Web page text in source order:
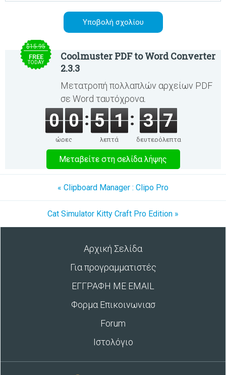
$15.95
FREE
TODAY
Coolmuster PDF to Word Converter
2.3.3
Μετατροπή πολλαπλών αρχείων PDF
σε Word ταυτόχρονα.
0 0
ώρες
5 1
λεπτά
3 7
δευτερόλεπτα
Μεταβείτε στη σελίδα λήψης
« Clipboard Manager : Clipo Pro
Cat Simulator Kitty Craft Pro Edition »
Αρχική Σελίδα
Για προγραμματιστές
ΕΓΓΡΑΦΗ ΜΕ EMAIL
Φορμα Επικοινωνιασ
Forum
Ιστολόγιο